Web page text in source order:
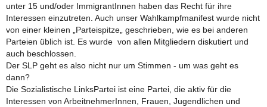
unter 15 und/oder ImmigrantInnen haben das Recht für ihre
Interessen einzutreten. Auch unser Wahlkampfmanifest wurde nicht
von einer kleinen „Parteispitze„ geschrieben, wie es bei anderen
Parteien üblich ist. Es wurde von allen Mitgliedern diskutiert und
auch beschlossen.
Der SLP geht es also nicht nur um Stimmen - um was geht es
dann?
Die Sozialistische LinksPartei ist eine Partei, die aktiv für die
Interessen von ArbeitnehmerInnen, Frauen, Jugendlichen und